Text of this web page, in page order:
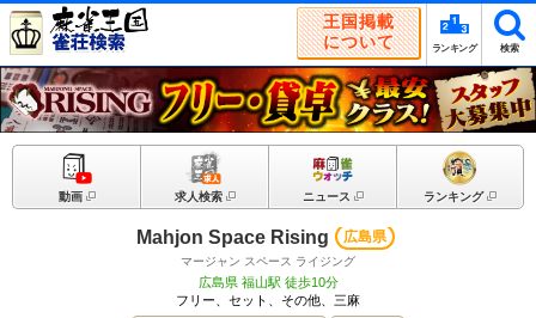
王国掲載
について
ランキング 検索
動画 求人検索 ニュース ランキング
Mahjon Space Rising 広島県
マージャン スペース ライジング
広島県 福山駅 徒歩10分
フリー、セット、その他、三麻